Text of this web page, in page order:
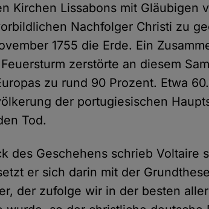
Kirchen Lissabons mit Gläubigen
Nachfolger Christi zu
1755 die Erde. Ein
zerstörte an diesem
zu rund 90 Prozent. Etwa
der portugiesischen
Tod.
des Geschehens schrieb Voltaire
er sich darin mit der
der zufolge wir in der besten